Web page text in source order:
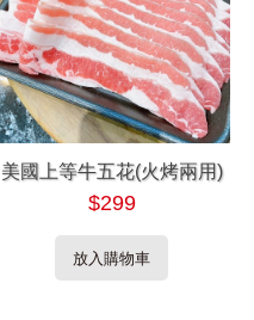
美國上等牛五花(火烤兩用)
$299
放入購物車